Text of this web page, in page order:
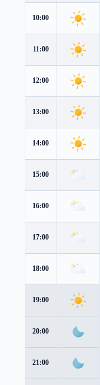
10:00
11:00
12:00
13:00
14:00
15:00
16:00
17:00
18:00
19:00
20:00
21:00